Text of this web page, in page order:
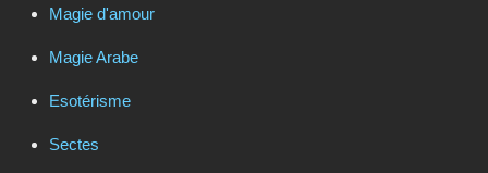
Magie d'amour
Magie Arabe
Esotérisme
Sectes